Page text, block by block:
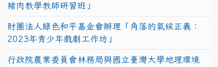
豬肉教學教師研習班」
財團法人綠色和平基金會辦理「角落的氣候正義：
2023年青少年戲劇工作坊」
行政院農業委員會林務局與國立臺灣大學地理環境